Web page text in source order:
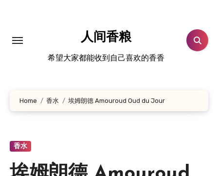
人间香粮
希望大家都能收到自己喜欢的香香
Home 香水 埃姆朗德 Amouroud Oud du Jour
香水